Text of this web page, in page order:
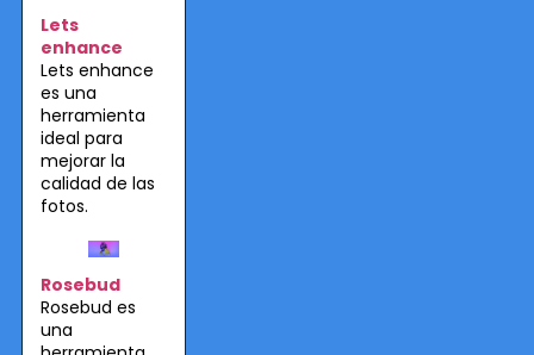
Lets
enhance
Lets enhance
es una
herramienta
ideal para
mejorar la
calidad de las
fotos.
Rosebud
Rosebud es
una